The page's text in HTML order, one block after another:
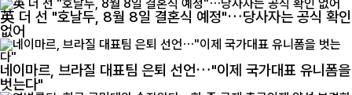
英 더 선 "호날두, 8월 8일 결혼식 예정"…당사자는 공식 확인
없어
네이마르, 브라질 대표팀 은퇴 선언…"이제 국가대표 유니폼을
벗는다"